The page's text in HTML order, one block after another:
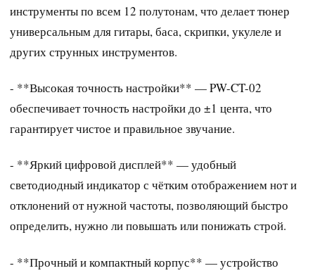
инструменты по всем 12 полутонам, что делает тюнер
универсальным для гитары, баса, скрипки, укулеле и
других струнных инструментов.
- **Высокая точность настройки** — PW-CT-02
обеспечивает точность настройки до ±1 цента, что
гарантирует чистое и правильное звучание.
- **Яркий цифровой дисплей** — удобный
светодиодный индикатор с чётким отображением нот и
отклонений от нужной частоты, позволяющий быстро
определить, нужно ли повышать или понижать строй.
- **Прочный и компактный корпус** — устройство